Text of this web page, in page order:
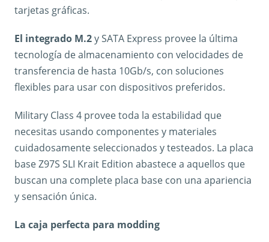
tarjetas gráficas.
El integrado M.2y SATA Express provee la última
tecnología de almacenamiento con velocidades de
transferencia de hasta 10Gb/s, con soluciones
flexibles para usar con dispositivos preferidos.
Military Class 4 provee toda la estabilidad que
necesitas usando componentes y materiales
cuidadosamente seleccionados y testeados. La placa
base Z97S SLI Krait Edition abastece a aquellos que
buscan una complete placa base con una apariencia
y sensación única.
La caja perfecta para modding